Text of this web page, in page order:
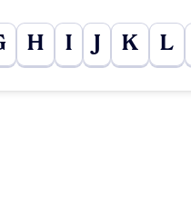
H I K L